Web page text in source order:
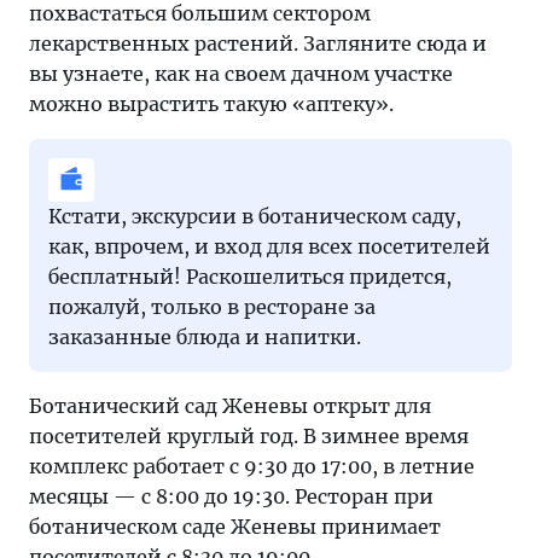
похвастаться большим сектором
лекарственных растений. Загляните сюда и
вы узнаете, как на своем дачном участке
можно вырастить такую «аптеку».
Кстати, экскурсии в ботаническом саду,
как, впрочем, и вход для всех посетителей
бесплатный! Раскошелиться придется,
пожалуй, только в ресторане за
заказанные блюда и напитки.
Ботанический сад Женевы открыт для
посетителей круглый год. В зимнее время
комплекс работает с 9:30 до 17:00, в летние
месяцы — с 8:00 до 19:30. Ресторан при
ботаническом саде Женевы принимает